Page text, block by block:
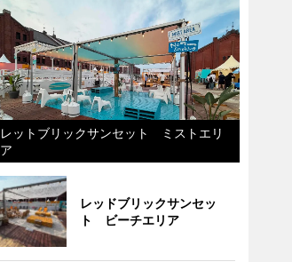
レットブリックサンセット ミストエリ
ア
レッドブリックサンセッ
ト ビーチエリア